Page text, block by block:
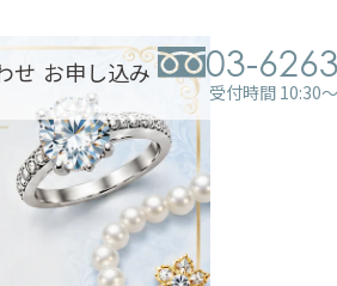
せ お申し込み 03-
受付時間 10:30